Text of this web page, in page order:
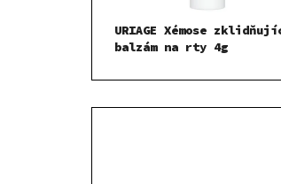
URIAGE Xémose
balzám na rty 4g